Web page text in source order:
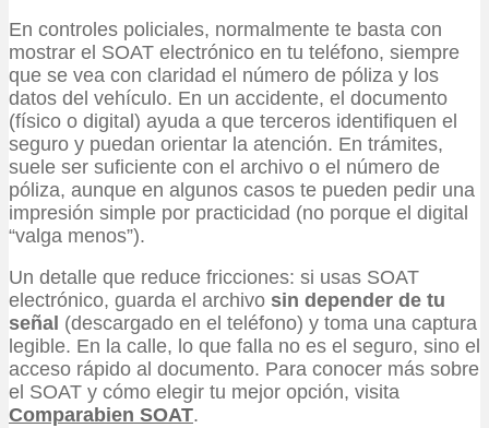
En controles policiales, normalmente te basta con
mostrar el SOAT electrónico en tu teléfono, siempre
que se vea con claridad el número de póliza y los
datos del vehículo. En un accidente, el documento
(físico o digital) ayuda a que terceros identifiquen el
seguro y puedan orientar la atención. En trámites,
suele ser suficiente con el archivo o el número de
póliza, aunque en algunos casos te pueden pedir una
impresión simple por practicidad (no porque el digital
“valga menos”).
Un detalle que reduce fricciones: si usas SOAT
electrónico, guarda el archivo sin depender de tu
señal (descargado en el teléfono) y toma una captura
legible. En la calle, lo que falla no es el seguro, sino el
acceso rápido al documento. Para conocer más sobre
el SOAT y cómo elegir tu mejor opción, visita
Comparabien SOAT.